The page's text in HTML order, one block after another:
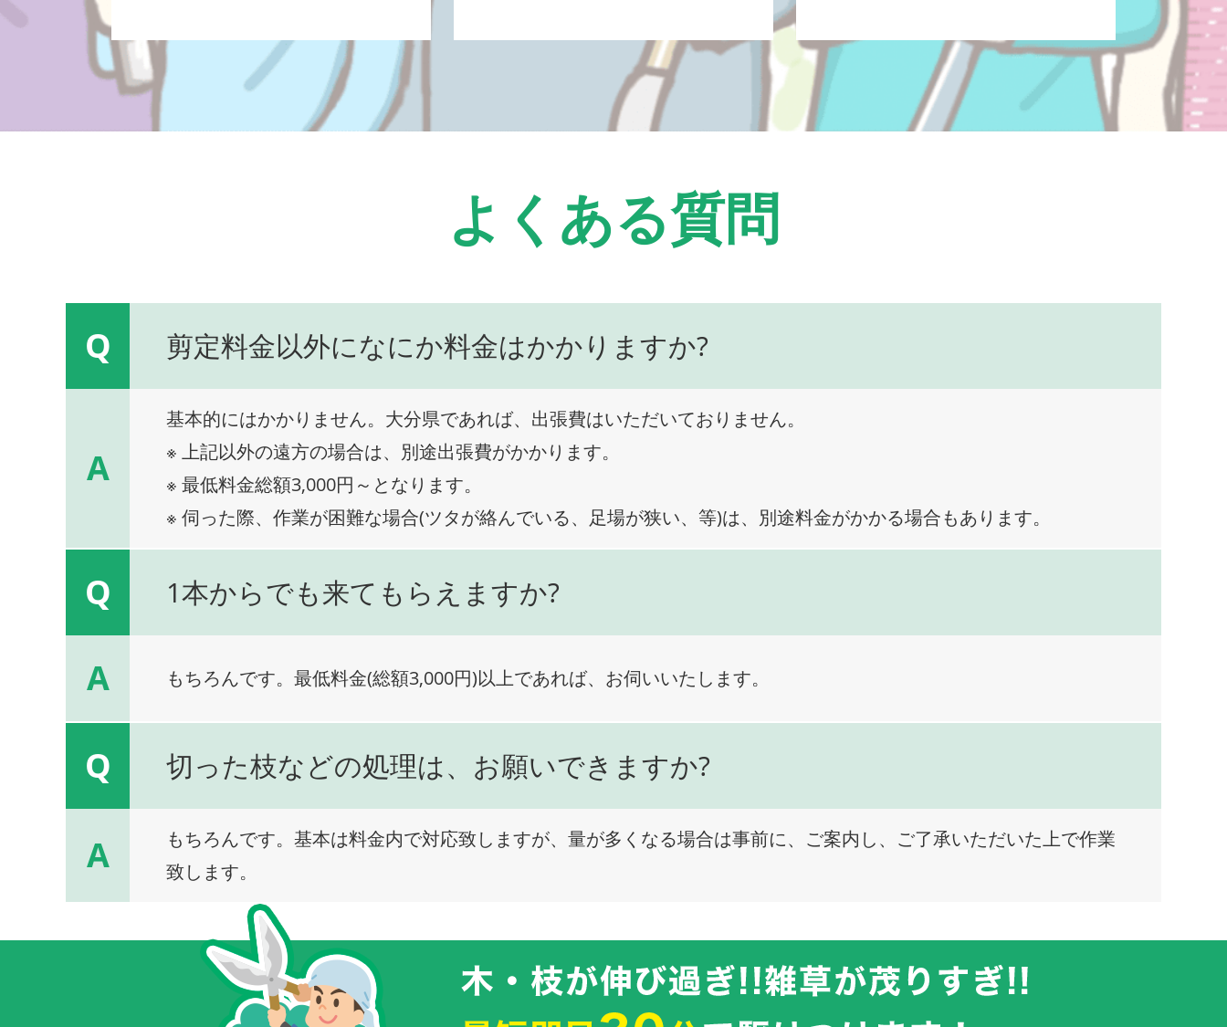
よくある質問
Q 剪定料金以外になにか料金はかかりますか?
A
基本的にはかかりません。大分県であれば、出張費はいただいておりません。
※ 上記以外の遠方の場合は、別途出張費がかかります。
※ 最低料金総額3,000円～となります。
※ 伺った際、作業が困難な場合(ツタが絡んでいる、足場が狭い、等)は、別途料金がかかる場合もあります。
Q 1本からでも来てもらえますか?
A もちろんです。最低料金(総額3,000円)以上であれば、お伺いいたします。
Q 切った枝などの処理は、お願いできますか?
A
もちろんです。基本は料金内で対応致しますが、量が多くなる場合は事前に、ご案内し、ご了承いただいた上で作業
致します。